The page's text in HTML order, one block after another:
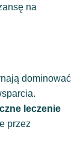
na
dominować
leczenie
przez